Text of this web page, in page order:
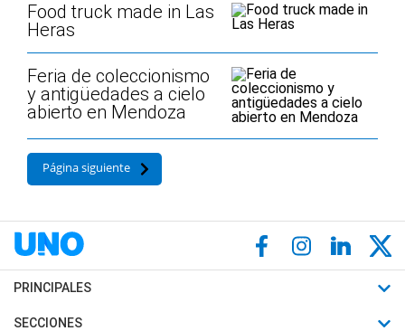
Food truck made in Las
Heras
Feria de coleccionismo
y antigüedades a cielo
abierto en Mendoza
Página siguiente
PRINCIPALES
Últimas Noticias
SECCIONES